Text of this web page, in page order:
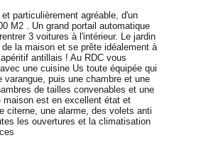
particulièrement agréable, d'un
M2 . Un grand portail automatique
3 voitures à l'intérieur. Le jardin
la maison et se prête idéalement à
antillais ! Au RDC vous
une cuisine Us toute équipée qui
varangue, puis une chambre et une
de tailles convenables et une
maison est en excellent état et
citerne, une alarme, des volets anti
les ouvertures et la climatisation